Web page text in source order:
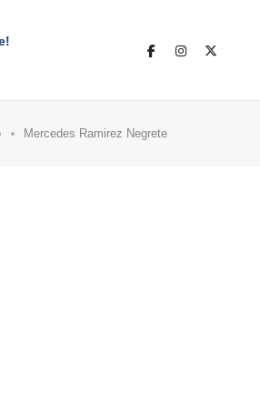
Mercedes Ramirez Negrete